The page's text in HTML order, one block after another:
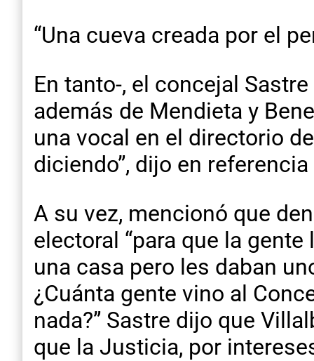
“Una cueva creada por el
En tanto-, el concejal
además de Mendieta y
una vocal en el directorio
diciendo”, dijo en
A su vez, mencionó que
electoral “para que la
una casa pero les daban
¿Cuánta gente vino al
nada?” Sastre dijo que
que la Justicia, por